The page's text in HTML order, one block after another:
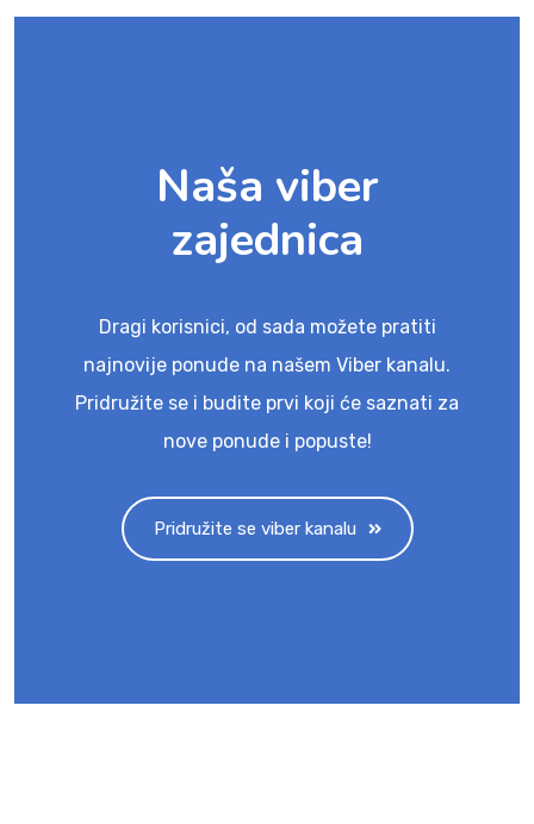
Naša viber
zajednica
Dragi korisnici, od sada možete pratiti
najnovije ponude na našem Viber kanalu.
Pridružite se i budite prvi koji će saznati za
nove ponude i popuste!
Pridružite se viber kanalu